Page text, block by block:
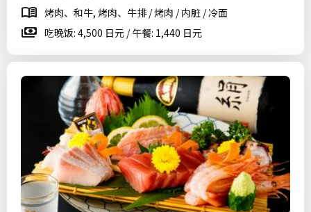
烤肉、和牛, 烤肉、牛排 / 烤肉 / 内脏 / 冷面
吃晚饭: 4,500 日元 / 午餐: 1,440 日元